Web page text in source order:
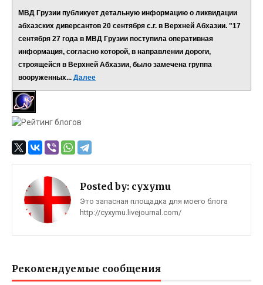
МВД Грузии публикует детальную информацию о ликвидации
абхазских диверсантов 20 сентября с.г. в Верхней Абхазии. "17
сентября 27 года в МВД Грузии поступила оперативная
информация, согласно которой, в направлении дороги,
строящейся в Верхней Абхазии, было замечена группа
вооруженных... Далее
Posted by: cyxymu
Это запасная площадка для моего блога
http://cyxymu.livejournal.com/
Рекомендуемые сообщения